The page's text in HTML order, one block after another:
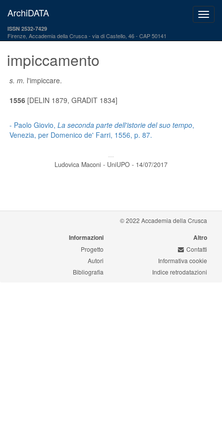
ArchiDATA
ISSN 2532-7429
Firenze, Accademia della Crusca via di Castello, 46 - CAP 50141
impiccamento
s. m. l'impiccare.
1556[DELIN 1879, GRADIT 1834]
- Paolo Giovio, La seconda parte dell'istorie del suo tempo,
Venezia, per Domenico de' Farri, 1556, p. 87.
---
Ludovica Maconi - UniUPO - 14/07/2017
© 2022 Accademia della Crusca
Informazioni
Progetto
Autori
Bibliografia
Altro
Contatti
Informativa cookie
Indice retrodatazioni